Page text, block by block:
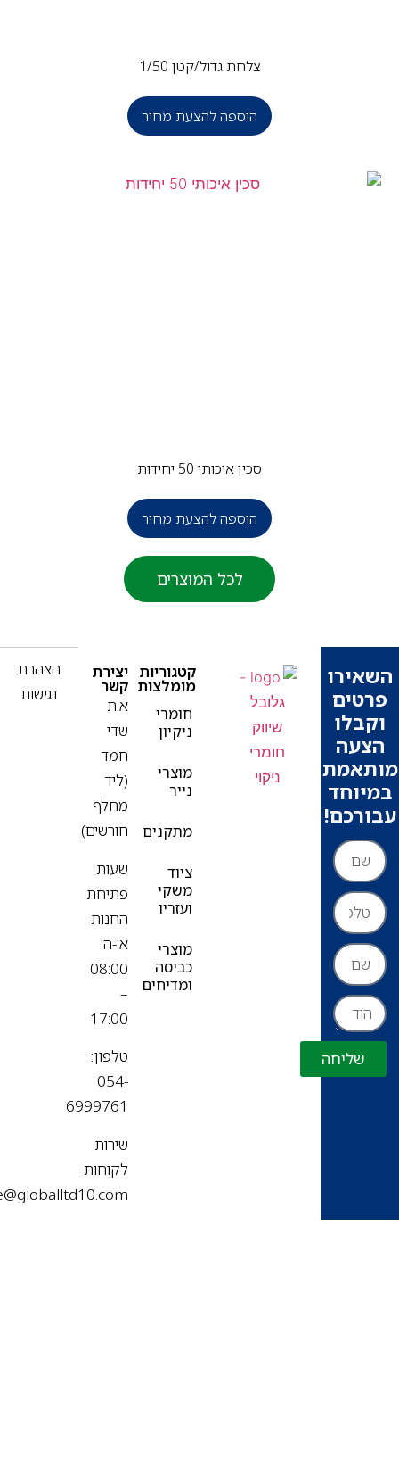
צלחת גדול/קטן 1/50
הוספה להצעת מחיר
סכין איכותי 50 יחידות
הוספה להצעת מחיר
לכל המוצרים
שליחה
קטגוריות
מומלצות
חומרי
מוצרי
מתקנים
משקי
מוצרי
כביסה
ומדיחים
יצירת
קשר
א.ת
שדי
(ליד
מחלף
חורשים)
פתיחת
החנות
א'-ה'
08:00
–
17:00
טלפון:
6999761
לקוחות
office@globalltd10.com
הצהרת
נגישות